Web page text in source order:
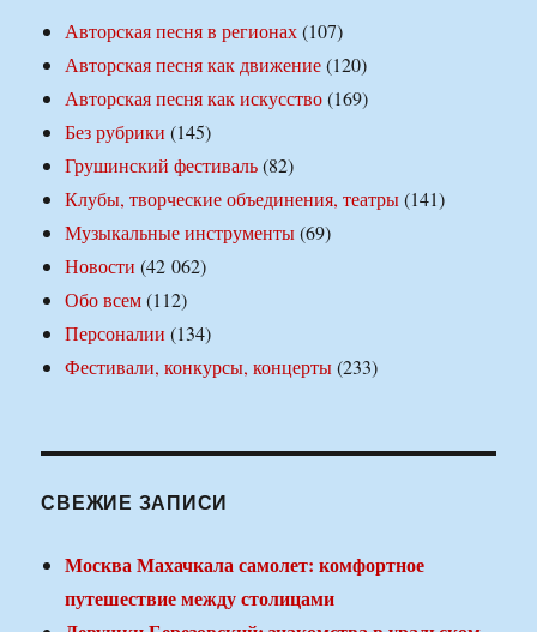
Авторская песня в регионах(107)
Авторская песня как движение(120)
Авторская песня как искусство(169)
Без рубрики (145)
Грушинский фестиваль(82)
Клубы, творческие объединения, театры(141)
Музыкальные инструменты(69)
Новости (42 062)
Обо всем(112)
Персоналии (134)
Фестивали, конкурсы, концерты(233)
СВЕЖИЕ ЗАПИСИ
Москва Махачкала самолет: комфортное
путешествие между столицами